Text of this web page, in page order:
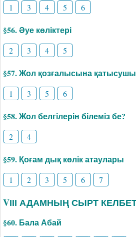
1 3 4 5 6
§56. Әуе көліктері
2 3 4 5
§57. Жол қозғалысына
1 3 5 6
§58. Жол белгілерін білеміз бе?
2 4
§59. Қоғам дық көлік атаулары
1 2 3 5 6 7
VІІІ АДАМНЫҢ СЫРТ
§60. Бала Абай